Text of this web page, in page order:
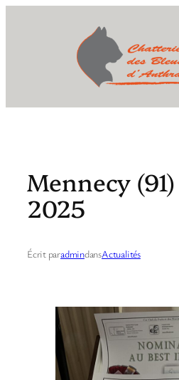
Mennecy
2025
Écrit paradmindansActualités